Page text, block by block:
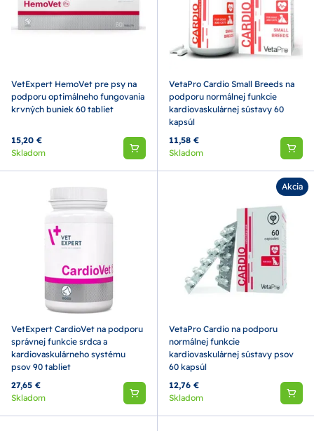
VetExpert HemoVet pre psy na
podporu optimálneho fungovania
krvných buniek 60 tabliet
15,20 €
Skladom
VetaPro Cardio Small Breeds na
podporu normálnej funkcie
kardiovaskulárnej sústavy 60
kapsúl
11,58 €
Skladom
VetExpert CardioVet na podporu
správnej funkcie srdca a
kardiovaskulárneho systému
psov 90 tabliet
27,65 €
Skladom
Akcia
VetaPro Cardio na podporu
normálnej funkcie
kardiovaskulárnej sústavy psov
60 kapsúl
12,76 €
Skladom